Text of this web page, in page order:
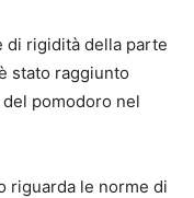
di rigidità della parte
stato raggiunto
pomodoro nel
riguarda le norme di